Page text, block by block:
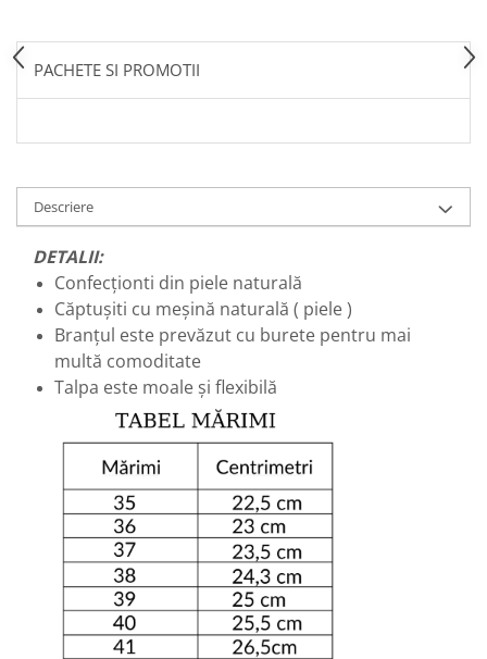
PACHETE SI PROMOTII
Descriere
DETALII:
Confecționti din piele naturală
Căptușiti cu meșină naturală ( piele )
Branțul este prevăzut cu burete pentru mai
multă comoditate
Talpa este moale și flexibilă